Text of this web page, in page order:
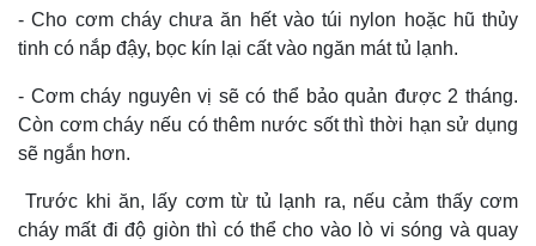
- Cho cơm cháy chưa ăn hết vào túi nylon hoặc hũ thủy
tinh có nắp đậy, bọc kín lại cất vào ngăn mát tủ lạnh.
- Cơm cháy nguyên vị sẽ có thể bảo quản được 2 tháng.
Còn cơm cháy nếu có thêm nước sốt thì thời hạn sử dụng
sẽ ngắn hơn.
Trước khi ăn, lấy cơm từ tủ lạnh ra, nếu cảm thấy cơm
cháy mất đi độ giòn thì có thể cho vào lò vi sóng và quay